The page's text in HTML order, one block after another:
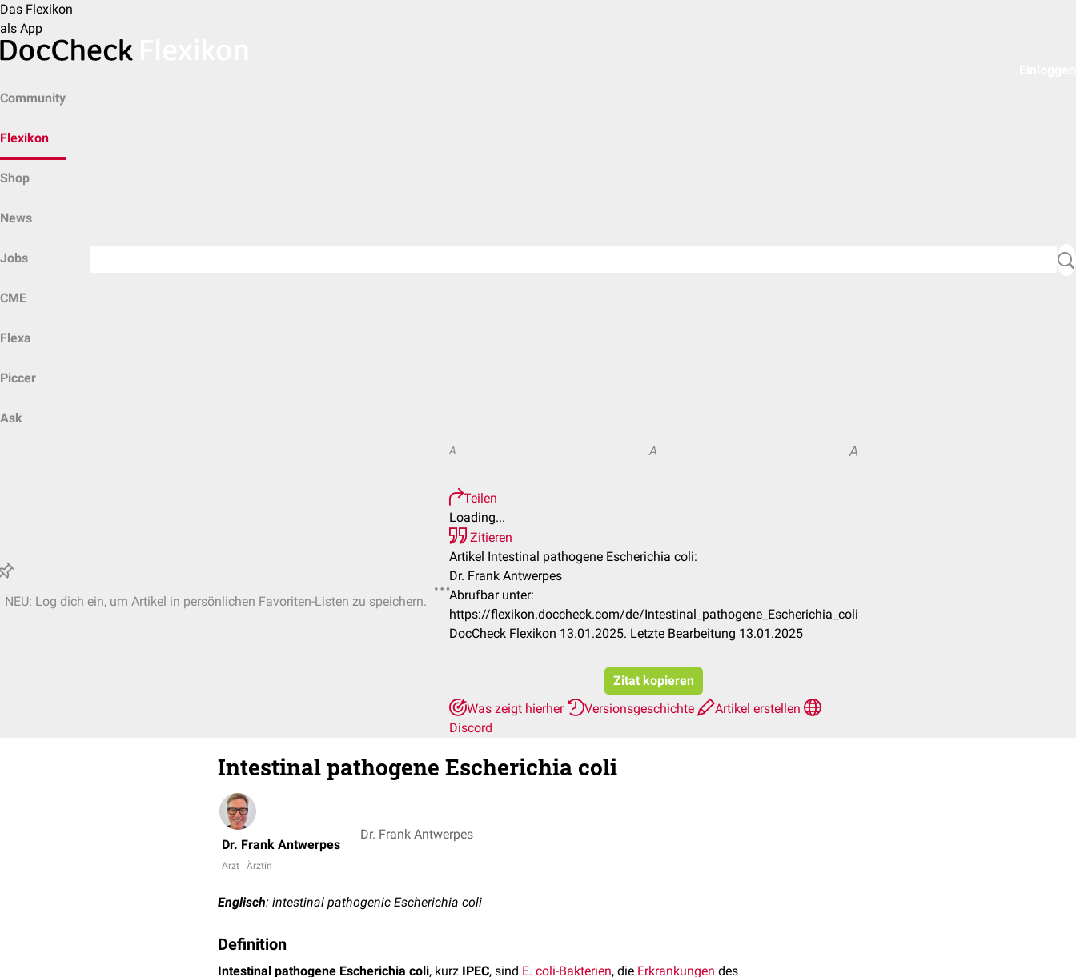
Das Flexikon
als App
Community
Flexikon
Shop
News
Jobs
CME
Flexa
Piccer
Ask
NEU: Log dich ein, um Artikel in persönlichen Favoriten-Listen zu speichern.
A A A
Teilen
Loading...
Zitieren
Artikel Intestinal pathogene Escherichia coli:
Dr. Frank Antwerpes
Abrufbar unter:
https://flexikon.doccheck.com/de/Intestinal_pathogene_Escherichia_coli
DocCheck Flexikon 13.01.2025. Letzte Bearbeitung 13.01.2025
Zitat kopieren
Was zeigt hierher
Versionsgeschichte
Artikel erstellen
Discord
Intestinal pathogene Escherichia coli
Dr. Frank Antwerpes
Arzt | Ärztin
Dr. Frank Antwerpes
Englisch: intestinal pathogenic Escherichia coli
Definition
Intestinal pathogene Escherichia coli, kurz IPEC, sind E. coli-Bakterien, die Erkrankungen des